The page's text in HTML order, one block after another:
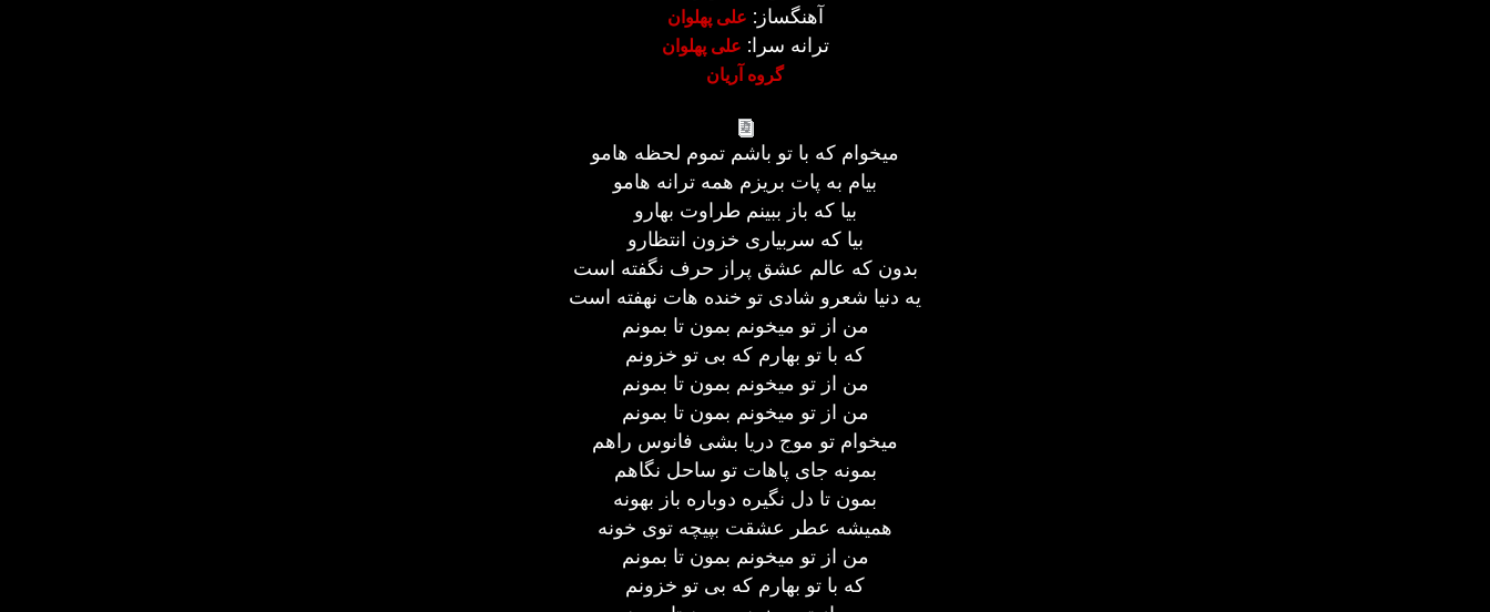
آهنگساز: علی پهلوان
ترانه سرا: علی پهلوان
گروه آریان
میخوام که با تو باشم تموم لحظه هامو
بیام به پات بریزم همه ترانه هامو
بیا که باز ببینم طراوت بهارو
بیا که سربیاری خزون انتظارو
بدون که عالم عشق پراز حرف نگفته است
یه دنیا شعرو شادی تو خنده هات نهفته است
من از تو میخونم بمون تا بمونم
که با تو بهارم که بی تو خزونم
من از تو میخونم بمون تا بمونم
من از تو میخونم بمون تا بمونم
میخوام تو موج دریا بشی فانوس راهم
بمونه جای پاهات تو ساحل نگاهم
بمون تا دل نگیره دوباره باز بهونه
همیشه عطر عشقت بپیچه توی خونه
من از تو میخونم بمون تا بمونم
که با تو بهارم که بی تو خزونم